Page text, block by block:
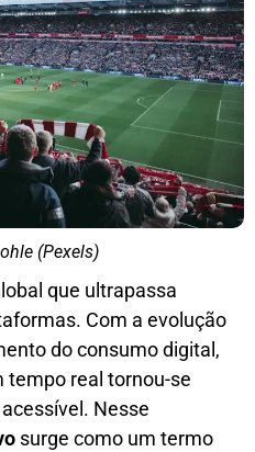
(Pexels)
que ultrapassa
Com a evolução
do consumo digital,
tempo real tornou-se
Nesse
surge como um termo